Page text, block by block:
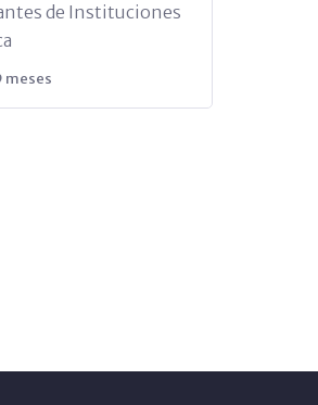
de Instituciones
meses